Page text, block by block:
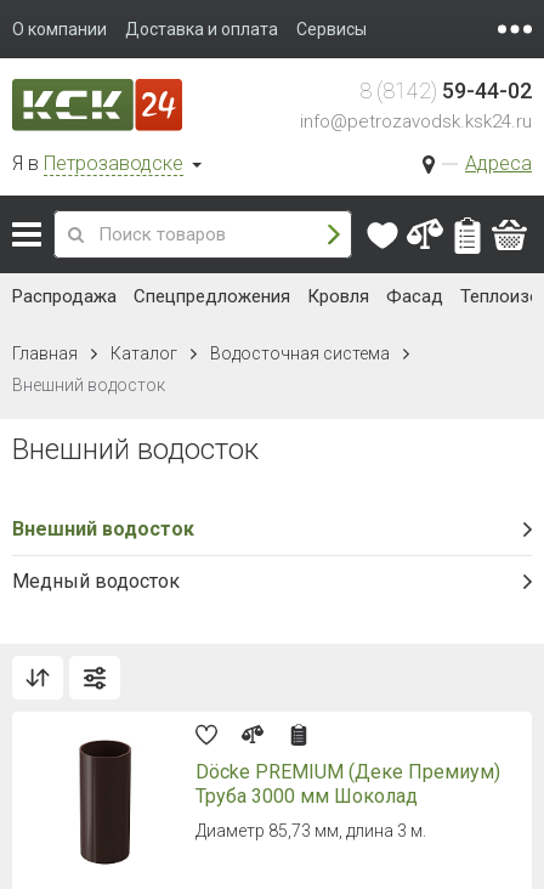
О компании Доставка и оплата Сервисы
Я в Петрозаводске Адреса
8 (8142) 59-44-02
info@petrozavodsk.ksk24.ru
Распродажа Спецпредложения Кровля Фасад
Главная Каталог
Водосточная система
Внешний водосток
Внешний водосток
Внешний водосток
Медный водосток
Döcke PREMIUM (Деке Премиум)
Труба 3000 мм Шоколад
Диаметр 85,73 мм, длина 3 м.